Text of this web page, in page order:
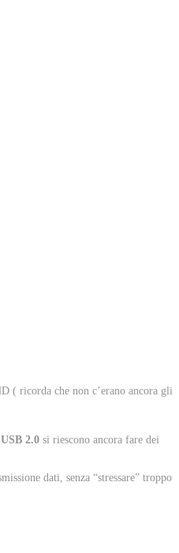
( ricorda che non c’erano ancora gli
USB 2.0 si riescono ancora fare dei
dati, senza “stressare” troppo